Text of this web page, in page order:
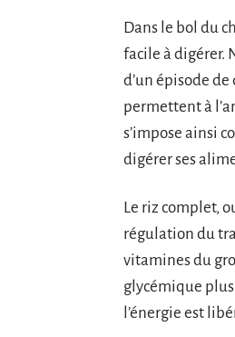
Dans le bol du
facile à digérer.
d’un épisode
permettent à
s’impose ainsi
digérer ses
Le riz complet,
régulation du
vitamines du
glycémique
l’énergie est